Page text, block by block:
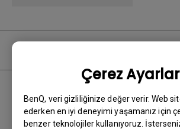
Çerez
BenQ, veri gizliliğinize değer verir. Web
ederken en iyi deneyimi yaşamanız için
benzer teknolojiler kullanıyoruz.
Kullanım Kılavuzu
İlgili El Kitabı